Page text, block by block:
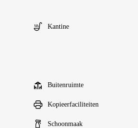
Kantine
Buitenruimte
Kopieerfaciliteiten
Schoonmaak